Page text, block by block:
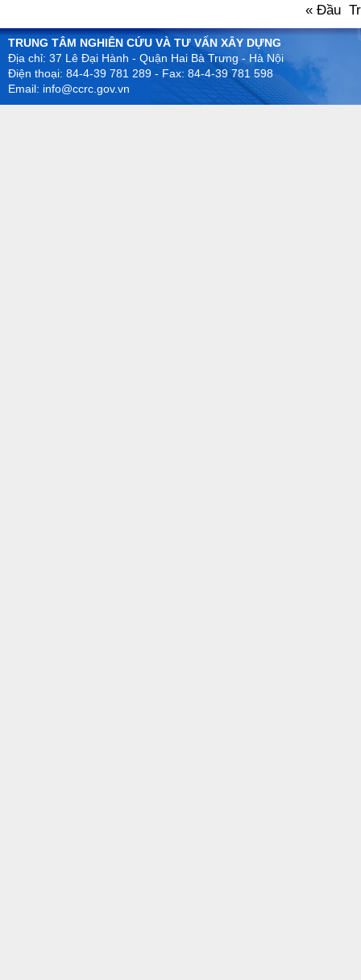
« Đầu
TRUNG TÂM NGHIÊN CỨU VÀ TƯ VẤN XÂY DỰNG
Địa chỉ: 37 Lê Đại Hành - Quận Hai Bà Trưng - Hà Nội
Điện thoại: 84-4-39 781 289 - Fax: 84-4-39 781 598
Email: info@ccrc.gov.vn